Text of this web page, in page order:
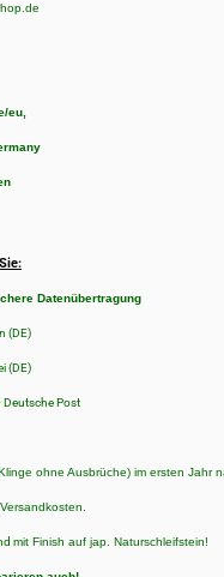
eu,
Datenübertragung
(DE)
(DE)
Deutsche Post
ohne Ausbrüche) im ersten Jahr
mit Finish auf jap. Naturschleifstein!